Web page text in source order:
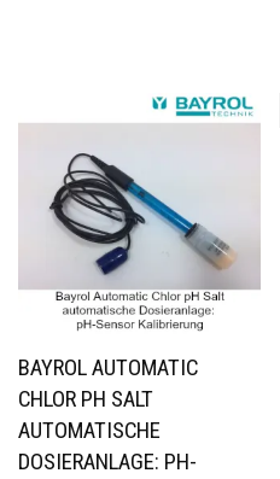
BAYROL AUTOMATIC
CHLOR PH SALT
AUTOMATISCHE
DOSIERANLAGE: PH-